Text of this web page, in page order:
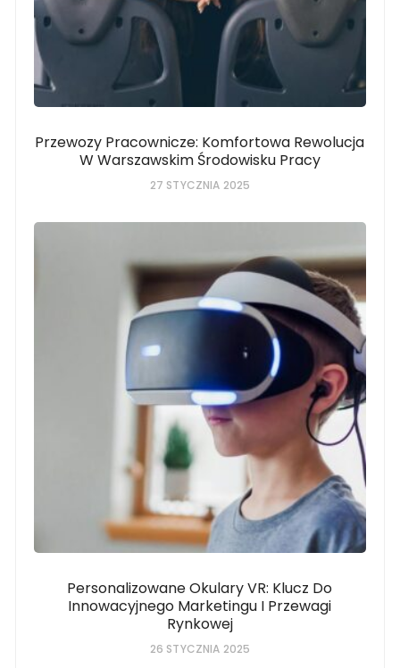
Przewozy Pracownicze: Komfortowa Rewolucja
W Warszawskim Środowisku Pracy
27 STYCZNIA 2025
Personalizowane Okulary VR: Klucz Do
Innowacyjnego Marketingu I Przewagi
Rynkowej
26 STYCZNIA 2025